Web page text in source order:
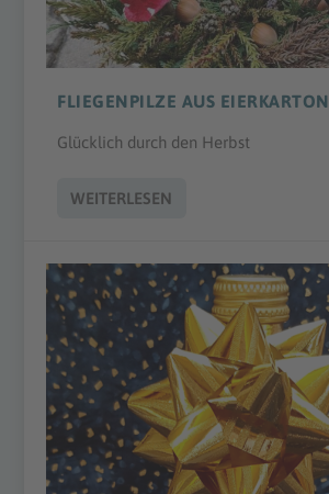
FLIEGENPILZE AUS EIERKARTON
Glücklich durch den Herbst
WEITERLESEN